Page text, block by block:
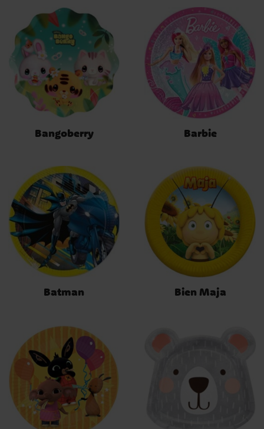
Bangoberry Barbie
Batman Bien Maja